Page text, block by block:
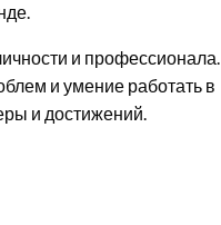
и профессионала.
и умение работать в
и достижений.